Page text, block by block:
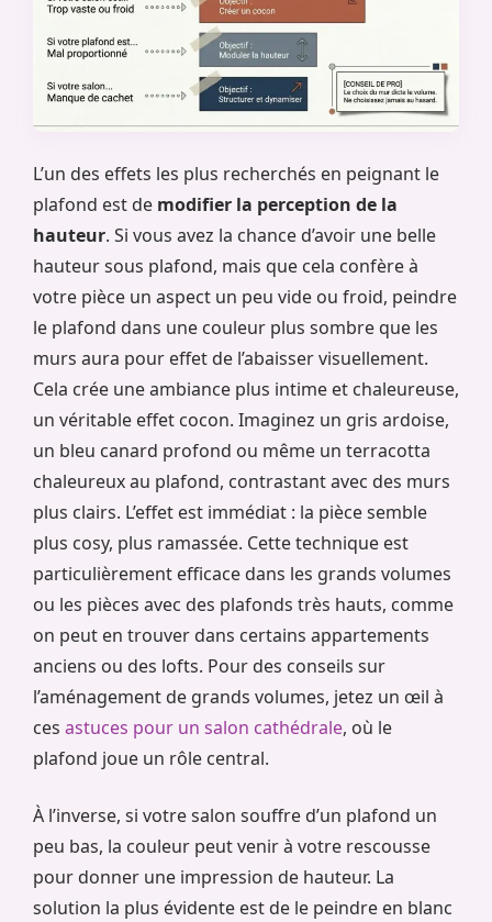
L’un des effets les plus recherchés en peignant le
plafond est de modifier la perception de la
hauteur. Si vous avez la chance d’avoir une belle
hauteur sous plafond, mais que cela confère à
votre pièce un aspect un peu vide ou froid, peindre
le plafond dans une couleur plus sombre que les
murs aura pour effet de l’abaisser visuellement.
Cela crée une ambiance plus intime et chaleureuse,
un véritable effet cocon. Imaginez un gris ardoise,
un bleu canard profond ou même un terracotta
chaleureux au plafond, contrastant avec des murs
plus clairs. L’effet est immédiat : la pièce semble
plus cosy, plus ramassée. Cette technique est
particulièrement efficace dans les grands volumes
ou les pièces avec des plafonds très hauts, comme
on peut en trouver dans certains appartements
anciens ou des lofts. Pour des conseils sur
l’aménagement de grands volumes, jetez un œil à
ces astuces pour un salon cathédrale, où le
plafond joue un rôle central.
À l’inverse, si votre salon souffre d’un plafond un
peu bas, la couleur peut venir à votre rescousse
pour donner une impression de hauteur. La
solution la plus évidente est de le peindre en blanc